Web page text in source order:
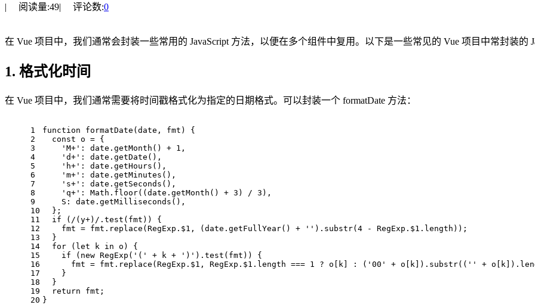
|
阅读量:49| 评论数:0
在 Vue 项目中，我们通常会封装一些常用的 JavaScript 方法，以便在多个组件中复用。以下是一些常见的 Vue 项目中常封装的
1. 格式化时间
在 Vue 项目中，我们通常需要将时间戳格式化为指定的日期格式。可以封装一个 formatDate 方法：
1
2
3
4
5
6
7
8
9
10
11
12
13
14
15
16
17
18
19
20
function formatDate (date, fmt ) {
const o = {
'M+' : date. getMonth () + 1 ,
'd+' : date. getDate (),
'h+' : date. getHours (),
'm+' : date. getMinutes (),
's+' : date. getSeconds (),
'q+' : Math . floor((date. getMonth () + 3 ) / 3 ),
S : date. getMilliseconds (),
  };
if ( /(y+)/ . test (fmt)) {
    fmt = fmt.
replace (RegExp . $1 , (date. getFullYear() + '' ). substr(4 - RegExp . $1 . length ));
  }
for ( let k in o) {
if ( new RegExp ( '(' + k + ')' ). test (fmt)) {
      fmt = fmt.
replace (RegExp . $1 , RegExp . $1 . length === 1 ? o[k] : ( '00' + o[k]). substr(( '' + o[k]).
    }
  }
return fmt;
}